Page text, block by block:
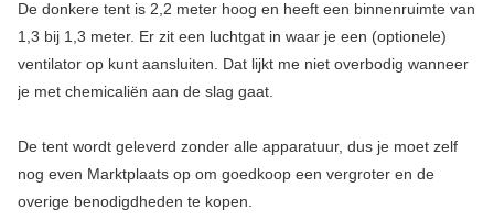
De donkere tent is 2,2 meter hoog en heeft een binnenruimte van
1,3 bij 1,3 meter. Er zit een luchtgat in waar je een (optionele)
ventilator op kunt aansluiten. Dat lijkt me niet overbodig wanneer
je met chemicaliën aan de slag gaat.
De tent wordt geleverd zonder alle apparatuur, dus je moet zelf
nog even Marktplaats op om goedkoop een vergroter en de
overige benodigdheden te kopen.